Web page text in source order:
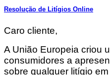
Resolução de Litígios Online
Caro cliente,
A União Europeia criou
consumidores a
sobre qualquer litígio